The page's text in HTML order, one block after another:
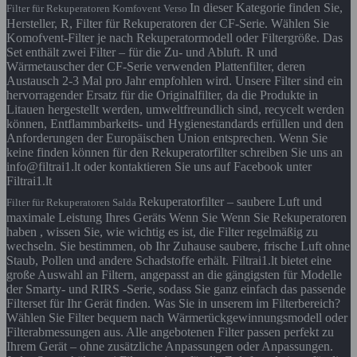
Filter für Rekuperatoren Komfovent Verso In dieser Kategorie finden Sie,
Hersteller, R, Filter für Rekuperatoren der CF-Serie. Wählen Sie
Komofvent-Filter je nach Rekuperatormodell oder Filtergröße. Das
Set enthält zwei Filter – für die Zu- und Abluft. R und
Wärmetauscher der CF-Serie verwenden Plattenfilter, deren
Austausch 2-3 Mal pro Jahr empfohlen wird. Unsere Filter sind ein
hervorragender Ersatz für die Originalfilter, da die Produkte in
Litauen hergestellt werden, umweltfreundlich sind, recycelt werden
können, Entflammbarkeits- und Hygienestandards erfüllen und den
Anforderungen der Europäischen Union entsprechen. Wenn Sie
keine finden können für den Rekuperatorfilter schreiben Sie uns an
info@filtrai1.lt oder kontaktieren Sie uns auf Facebook unter
Filtrai1.lt
Filter für Rekuperatoren Salda Rekuperatorfilter – saubere Luft und
maximale Leistung Ihres Geräts Wenn Sie Wenn Sie Rekuperatoren
haben , wissen Sie, wie wichtig es ist, die Filter regelmäßig zu
wechseln. Sie bestimmen, ob Ihr Zuhause saubere, frische Luft ohne
Staub, Pollen und andere Schadstoffe erhält. Filtrai1.lt bietet eine
große Auswahl an Filtern, angepasst an die gängigsten für Modelle
der Smarty- und RIRS -Serie, sodass Sie ganz einfach das passende
Filterset für Ihr Gerät finden. Was Sie in unserem im Filterbereich?
Wählen Sie Filter bequem nach Wärmerückgewinnungsmodell oder
Filterabmessungen aus. Alle angebotenen Filter passen perfekt zu
Ihrem Gerät – ohne zusätzliche Anpassungen oder Anpassungen.